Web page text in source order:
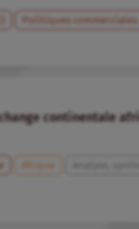
Politiques commerciales
continentale
Afrique